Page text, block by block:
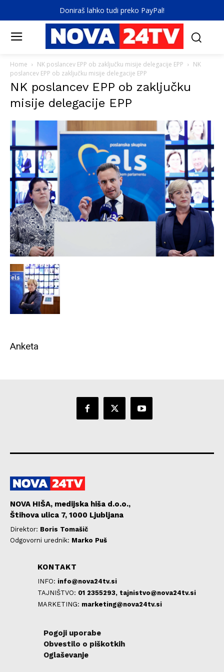
Doniraš lahko tudi preko PayPal!
Home NK poslancev EPP ob zaključku misije delegacije EPP
NK
poslancev EPP ob zaključku misije delegacije EPP
NK poslancev EPP ob zaključku
misije delegacije EPP
Anketa
NOVA HIŠA, medijska hiša d.o.o.,
Štihova ulica 7, 1000 Ljubljana
Direktor: Boris Tomašič
Odgovorni urednik: Marko Puš
KONTAKT
INFO: info@nova24tv.si
TAJNIŠTVO: 01 2355293, tajnistvo@nova24tv.si
MARKETING: marketing@nova24tv.si
Pogoji uporabe
Obvestilo o piškotkih
Oglaševanje